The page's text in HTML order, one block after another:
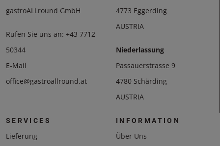
gastroALLround GmbH
Rufen Sie uns an: +43 7712
50344
E-Mail
office@gastroallround.at
4773 Eggerding
AUSTRIA
Niederlassung
Passauerstrasse 9
4780 Schärding
AUSTRIA
SERVICES
Lieferung
INFORMATION
Über Uns